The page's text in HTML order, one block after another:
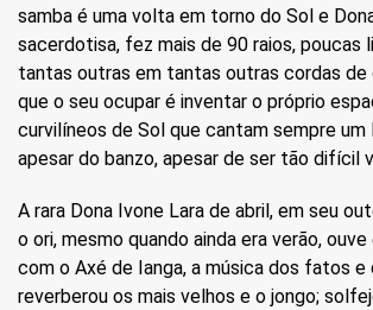
samba é uma volta em torno do Sol e Dona
sacerdotisa, fez mais de 90 raios, poucas
tantas outras em tantas outras cordas de
que o seu ocupar é inventar o próprio
curvilíneos de Sol que cantam sempre um
apesar do banzo, apesar de ser tão difícil
A rara Dona Ivone Lara de abril, em seu
o ori, mesmo quando ainda era verão,
com o Axé de Ianga, a música dos fatos e
reverberou os mais velhos e o jongo;